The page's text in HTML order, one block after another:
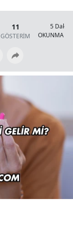
11
GÖSTERİM
5 Dakika
OKUNMA